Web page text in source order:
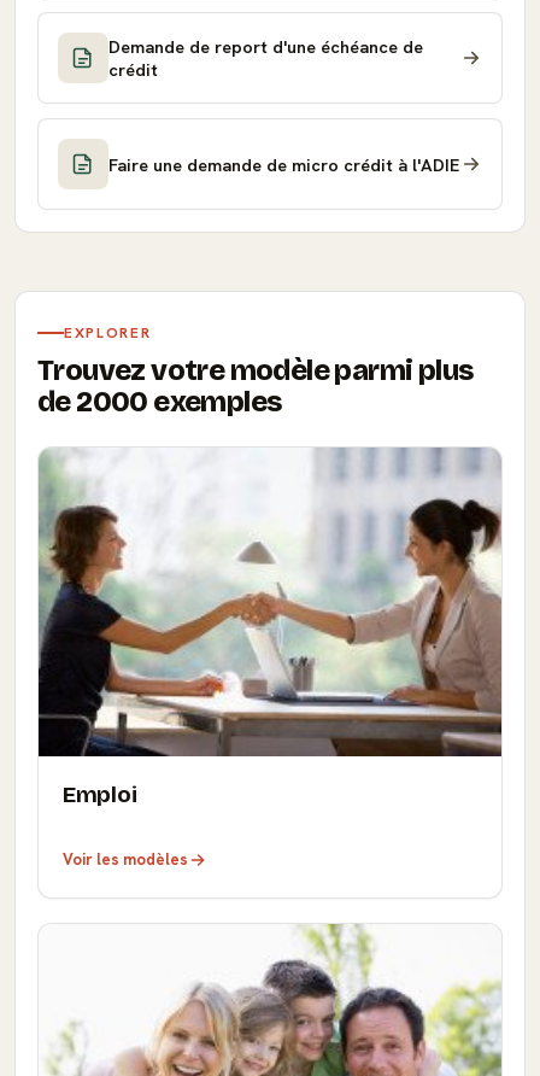
Demande de report d'une échéance de
crédit
Faire une demande de micro crédit à l'ADIE
EXPLORER
Trouvez votre modèle parmi plus
de 2000 exemples
Emploi
Voir les modèles